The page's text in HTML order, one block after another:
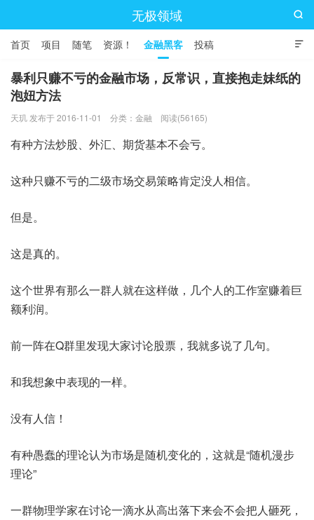
无极领域

首页 项目 随笔 资源！ 金融黑客 投稿

暴利只赚不亏的金融市场，反常识，直接抱走妹纸的
泡妞方法
天玑 发布于 2016-11-01 分类： 金融 阅读(56165)
有种方法炒股、外汇、期货基本不会亏。
这种只赚不亏的二级市场交易策略肯定没人相信。
但是。
这是真的。
这个世界有那么一群人就在这样做，几个人的工作室赚着巨
额利润。
前一阵在Q群里发现大家讨论股票，我就多说了几句。
和我想象中表现的一样。
没有人信！
有种愚蠢的理论认为市场是随机变化的，这就是“随机漫步
理论”
一群物理学家在讨论一滴水从高出落下来会不会把人砸死，